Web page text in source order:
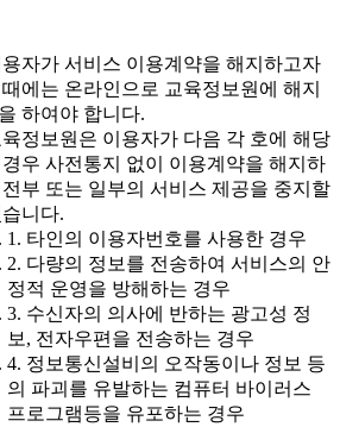
자가 서비스 이용계약을 해지하고자
에는 온라인으로 교육정보원에 해지
하여야 합니다.
정보원은 이용자가 다음 각 호에 해당
우 사전통지 없이 이용계약을 해지하
부 또는 일부의 서비스 제공을 중지할
니다.
1. 타인의 이용자번호를 사용한 경우
2. 다량의 정보를 전송하여 서비스의 안
정적 운영을 방해하는 경우
3. 수신자의 의사에 반하는 광고성 정
보, 전자우편을 전송하는 경우
4. 정보통신설비의 오작동이나 정보 등
의 파괴를 유발하는 컴퓨터 바이러스
프로그램등을 유포하는 경우